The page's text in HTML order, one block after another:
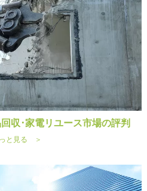
収･家電リユース市場の評判
と見る ＞